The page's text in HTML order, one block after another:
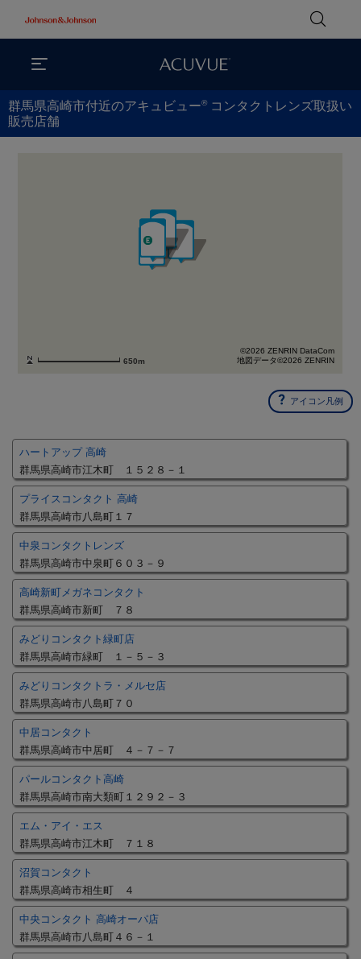
群馬県高崎市付近のアキュビュー® コンタクトレンズ取扱い
販売店舗
650m
©2026 ZENRIN DataCom
地図データ©2026 ZENRIN
アイコン凡例
ハートアップ 高崎
群馬県高崎市江木町 １５２８－１
プライスコンタクト 高崎
群馬県高崎市八島町１７
中泉コンタクトレンズ
群馬県高崎市中泉町６０３－９
高崎新町メガネコンタクト
群馬県高崎市新町 ７８
みどりコンタクト緑町店
群馬県高崎市緑町 １－５－３
みどりコンタクトラ・メルセ店
群馬県高崎市八島町７０
中居コンタクト
群馬県高崎市中居町 ４－７－７
パールコンタクト高崎
群馬県高崎市南大類町１２９２－３
エム・アイ・エス
群馬県高崎市江木町 ７１８
沼賀コンタクト
群馬県高崎市相生町 ４
中央コンタクト 高崎オーパ店
群馬県高崎市八島町４６－１